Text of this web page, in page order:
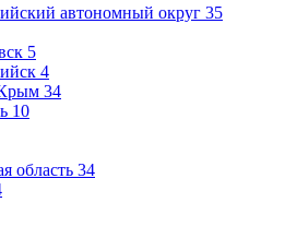
автономный округ 35
5
4
34
10
область 34